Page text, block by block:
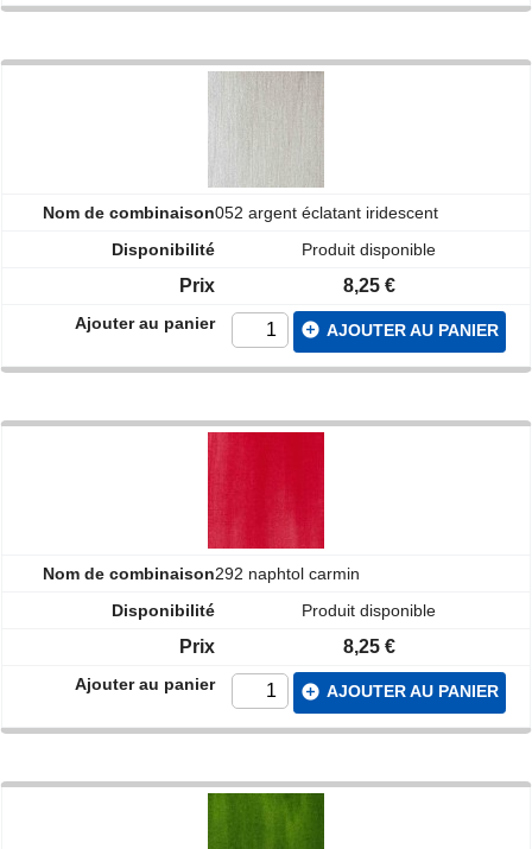
052 argent éclatant iridescent
Produit disponible
8,25 €
add_circle AJOUTER AU PANIER
292 naphtol carmin
Produit disponible
8,25 €
add_circle AJOUTER AU PANIER